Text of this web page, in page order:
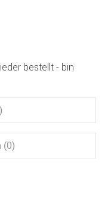
bestellt - bin
(0)